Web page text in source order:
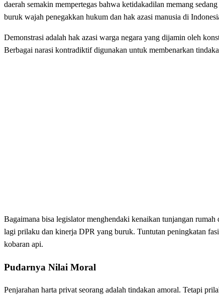
daerah semakin mempertegas bahwa ketidakadilan memang
buruk wajah penegakkan hukum dan hak azasi manusia di
Demonstrasi adalah hak azasi warga negara yang dijamin oleh
Berbagai narasi kontradiktif digunakan untuk membenarkan
Bagaimana bisa legislator menghendaki kenaikan tunjangan
lagi prilaku dan kinerja DPR yang buruk. Tuntutan peningkatan
kobaran api.
Pudarnya Nilai Moral
Penjarahan harta privat seorang adalah tindakan amoral. Tetapi